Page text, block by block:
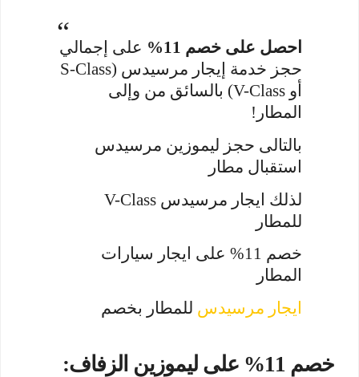
احصل على خصم 11%
على إجمالي
حجز خدمة إيجار مرسيدس (S-Class
أو V-Class) بالسائق من وإلى
المطار!
بالتالى حجز ليموزين مرسيدس
استقبال مطار
لذلك ايجار مرسيدس V-Class
للمطار
خصم 11% على ايجار سيارات
المطار
ايجار مرسيدس للمطار بخصم
خصم 11% على ليموزين الزفاف: